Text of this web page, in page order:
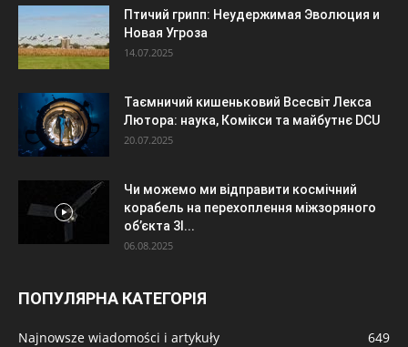
Птичий грипп: Неудержимая Эволюция и
Новая Угроза
14.07.2025
Таємничий кишеньковий Всесвіт Лекса
Лютора: наука, Комікси та майбутнє DCU
20.07.2025
Чи можемо ми відправити космічний
корабель на перехоплення міжзоряного
об’єкта 3I...
06.08.2025
ПОПУЛЯРНА КАТЕГОРІЯ
Najnowsze wiadomości i artykuły 649